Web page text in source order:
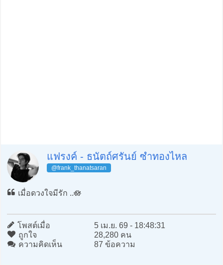
แฟรงค์ - ธนัตถ์ศรันย์ ซำทองไหล
@frank_thanatsaran
เมื่อดวงใจมีรัก ..🪷
โพสต์เมื่อ
5 เม.ย. 69 - 18:48:31
ถูกใจ
28,280 คน
ความคิดเห็น
87 ข้อความ